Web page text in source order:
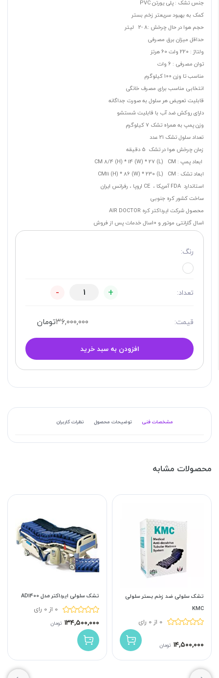
جنس تشک : پلی یورتن PVC
کمک به بهبود سریعتر زخم بستر
حجم هوا در حال چرخش :8 -2 لیتر
حداقل میزان برق مصرفی
ولتاژ : 220 ولت 60 هرتز
توان مصرفی : 6 وات
مناسب تا وزن 100 کیلوگرم
انتخابی مناسب برای مصرف خانگی
قابلیت تعویض هر سلول به صورت جداگانه
دارای روکش ضد آب با قابلیت شستشو
وزن پمپ به همراه تشک 7 کیلوگرم
تعداد سلول تشک 21 عدد
زمان چرخش هوا در تشک 5 دقیقه
ابعاد پمپ : CM 8/4 (H) * 14 (W) * 27 (L) CM
ابعاد تشک : CM11 (H) * 86 (W) * 230 (L) CM
استاندارد FDA آمریکا ، CE اروپا ، رفرانس ایران
ساخت کشور کره جنوبی
محصول شرکت ایرداکتر کره AIR DOCTOR
1سال گارانتی موتور و 10سال خدمات پس از فروش
رنگ:
تعداد: +
-
قیمت: ۳۶,۰۰۰,۰۰۰تومان
افزودن به سبد خرید
مشخصات فنی توضیحات محصول نظرات کاربران
محصولات مشابه
تشک سلولی ضد زخم بستر سلولی
KMC
0 از 0 رای
۱۴,۵۰۰,۰۰۰ تومان
تشک سلولی ایرداکتر مدل AD1400
0 از 0 رای
۱۳۴,۵۰۰,۰۰۰ تومان